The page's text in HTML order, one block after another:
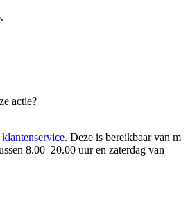
actie?
klantenservice. Deze is bereikbaar van m
8.00–20.00 uur en zaterdag van